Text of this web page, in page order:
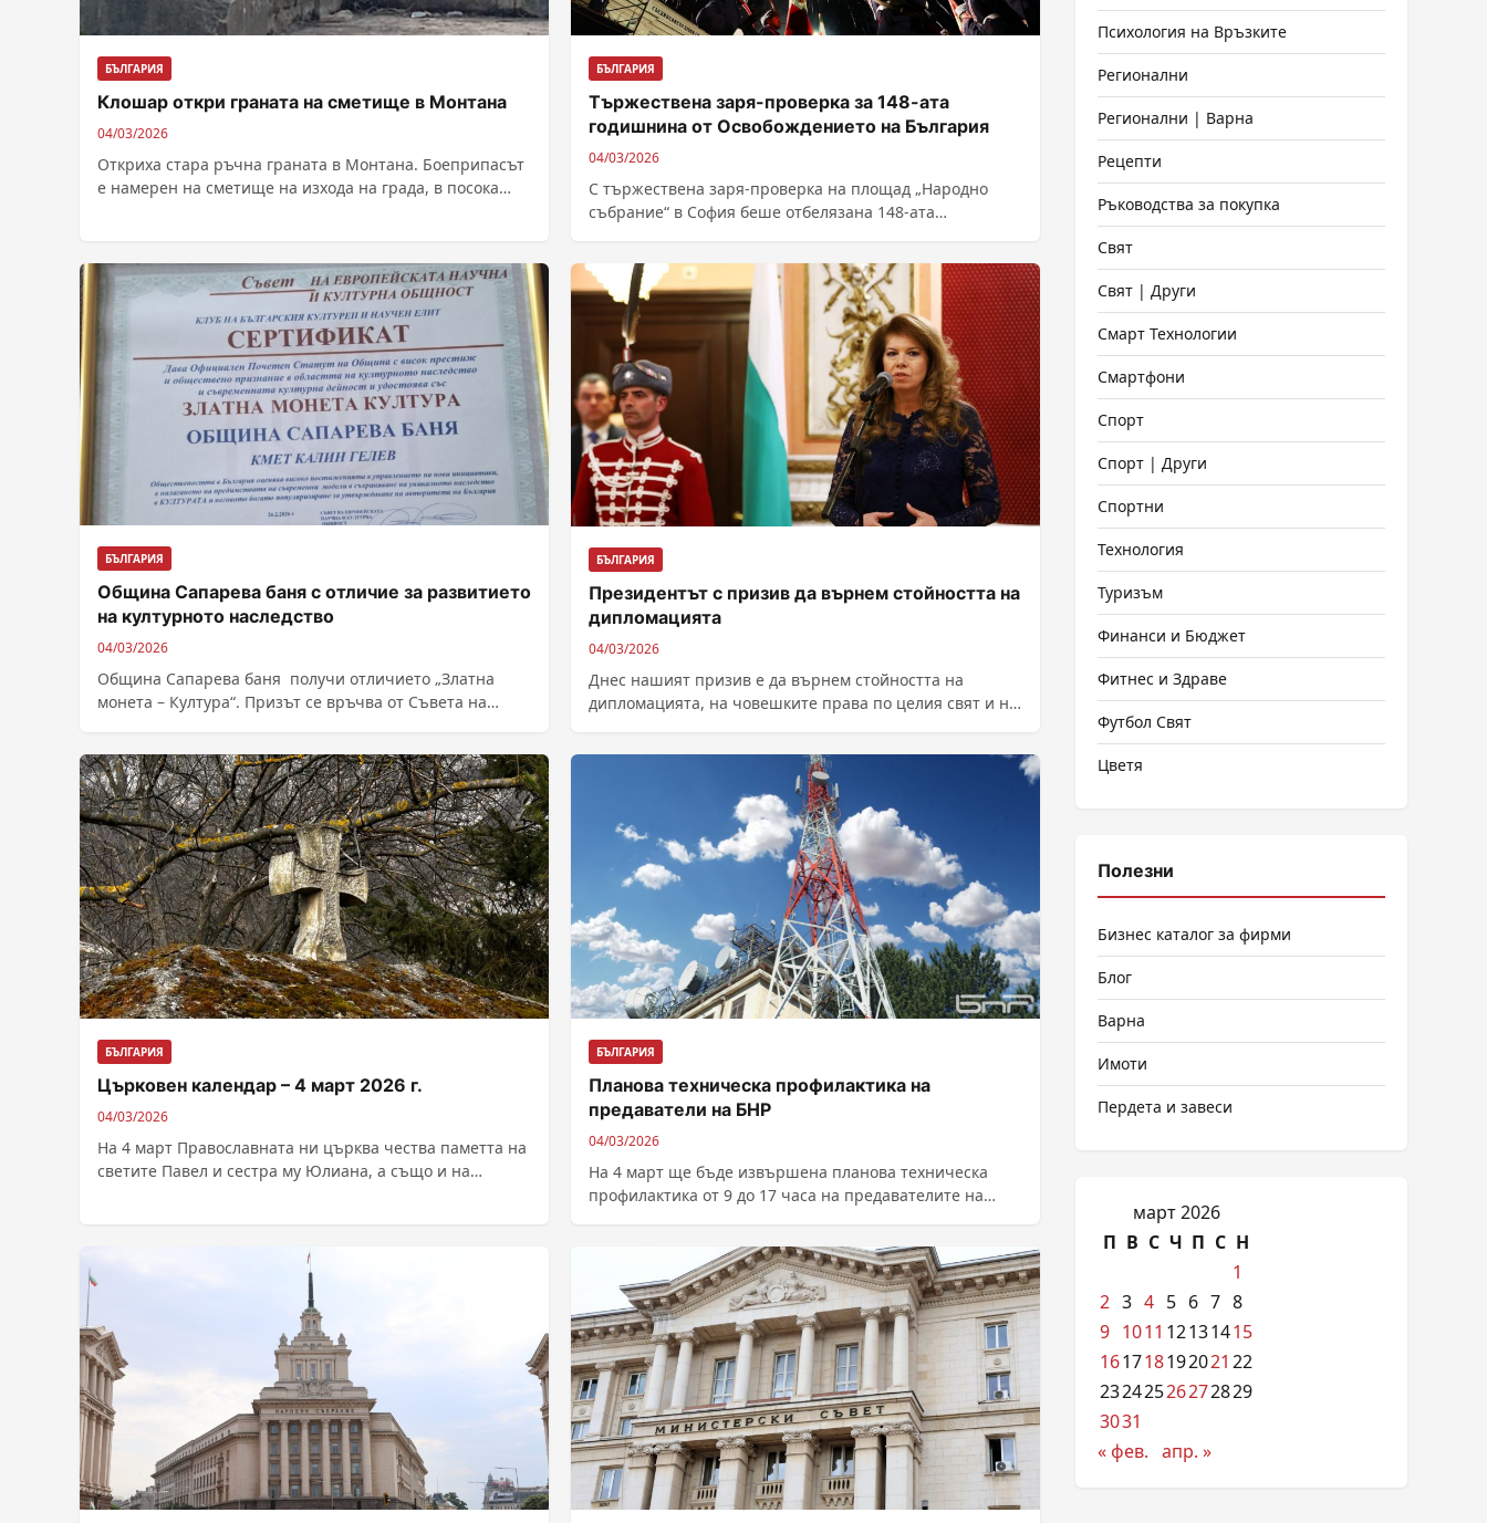
БЪЛГАРИЯ
Клошар откри граната на сметище в Монтана
04/03/2026
Откриха стара ръчна граната в Монтана. Боеприпасът
е намерен на сметище на изхода на града, в посока
БЪЛГАРИЯ
Тържествена заря-проверка за 148-ата
годишнина от Освобождението на България
04/03/2026
С тържествена заря-проверка на площад „Народно
събрание“ в София беше отбелязана 148-ата
БЪЛГАРИЯ
Община Сапарева баня с отличие за развитието
на културното наследство
04/03/2026
Община Сапарева баня получи отличието „Златна
монета – Култура“. Призът се връчва от Съвета на
БЪЛГАРИЯ
Президентът с призив да върнем стойността на
дипломацията
04/03/2026
Днес нашият призив е да върнем стойността на
дипломацията, на човешките права по целия свят и на
БЪЛГАРИЯ
Църковен календар – 4 март 2026 г.
04/03/2026
На 4 март Православната ни църква чества паметта на
светите Павел и сестра му Юлиана, а също и на
БЪЛГАРИЯ
Планова техническа профилактика на
предаватели на БНР
04/03/2026
На 4 март ще бъде извършена планова техническа
профилактика от 9 до 17 часа на предавателите на
Психология на Връзките
Регионални
Регионални | Варна
Рецепти
Ръководства за покупка
Свят
Свят | Други
Смарт Технологии
Смартфони
Спорт
Спорт | Други
Спортни
Технология
Туризъм
Финанси и Бюджет
Фитнес и Здраве
Футбол Свят
Цветя
Полезни
Бизнес каталог за фирми
Блог
Варна
Имоти
Пердета и завеси
март 2026
П В С Ч П С Н
1
2 3 4 5 6 7 8
9 1011 12131415
161718192021 22
23242526272829
3031
« фев. апр. »